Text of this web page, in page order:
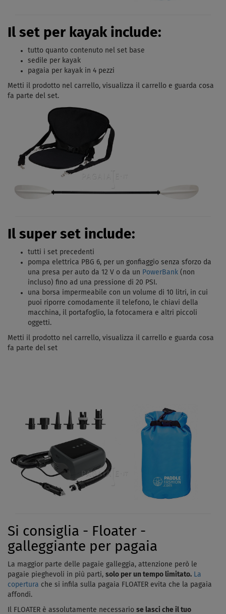
Il set per kayak include:
tutto quanto contenuto nel set base
sedile per kayak
pagaia per kayak in 4 pezzi
Metti il ​​prodotto nel carrello, visualizza il carrello e guarda cosa
fa parte del set.
Il super set include:
tutti i set precedenti
pompa elettrica PBG 6, per un gonfiaggio senza sforzo da
una presa per auto da 12 V o da un PowerBank (non
incluso) fino ad una pressione di 20 PSI.
una borsa impermeabile con un volume di 10 litri, in cui
puoi riporre comodamente il telefono, le chiavi della
macchina, il portafoglio, la fotocamera e altri piccoli
oggetti.
Metti il ​​prodotto nel carrello, visualizza il carrello e guarda cosa
fa parte del set
Si consiglia - Floater -
galleggiante per pagaia
La maggior parte delle pagaie galleggia, attenzione però le
pagaie pieghevoli in più parti, solo per un tempo limitato. La
copertura che si infila sulla pagaia FLOATER evita che la pagaia
affondi.
Il FLOATER è assolutamente necessario se lasci che il tuo